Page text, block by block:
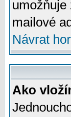
umožňuje
mailové
Návrat
Ako